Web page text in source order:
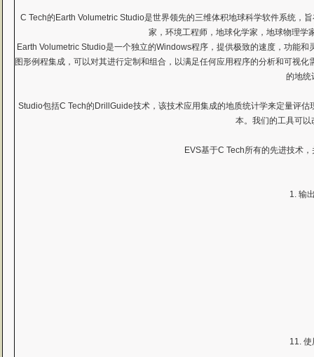
C Tech的Earth Volumetric Studio是世界领先的三维体积地球科学软件系统，
家，环境工程师，地球化学家，地球物理学
Earth Volumetric Studio是一个独立的Windows程序，提供极致的速度，功能
图形例程集成，可以对其进行定制和组合，以满足任何应用程序的分析和可视
的地统
Studio包括C Tech的DrillGuide技术，该技术应用集成的地质统计学来定量评
本。我们的工具可
EVS基于C Tech所有的先进技术
1. 输
11.